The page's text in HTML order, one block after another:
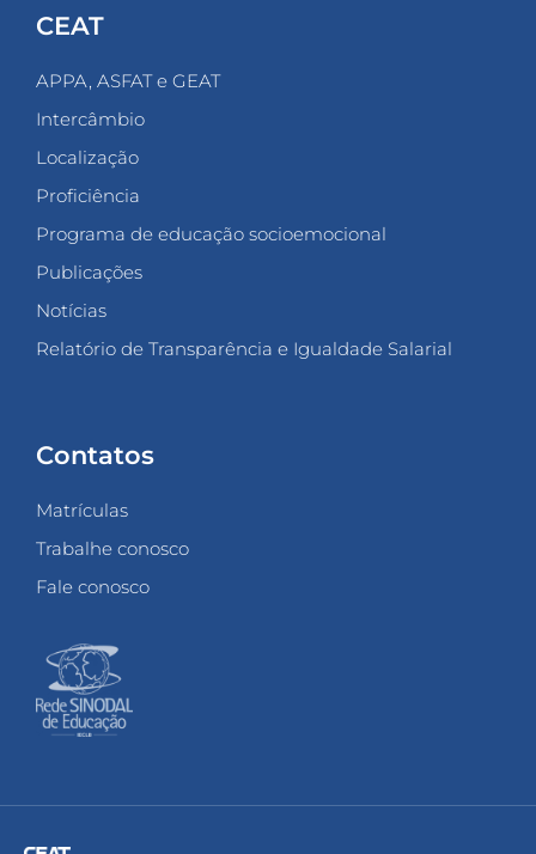
CEAT
APPA, ASFAT e GEAT
Intercâmbio
Localização
Proficiência
Programa de educação socioemocional
Publicações
Notícias
Relatório de Transparência e Igualdade Salarial
Contatos
Matrículas
Trabalhe conosco
Fale conosco